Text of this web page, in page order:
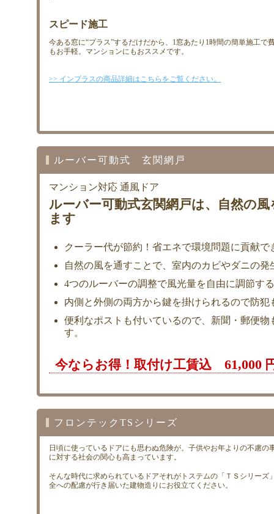
スピード施工
今ある窓に“プラス”するだけだから、1窓あたり1時間の簡単施工で
もお手軽。マンションにもおススメです。
>> インプラスの商品詳細はこちらをご覧ください。
ルーバー可動式 玄関網戸
マンション対応 通風ドア
ルーバー可動式玄関網戸は、自然の
ます
クーラー代が節約！省エネで環境問題に貢献で
自然の風を通すことで、室内のカビやダニの発
4つのルーバーの調整で風光量を自由に調節す
内側と外側の両方から鍵を掛けられるので防犯
便利なポストも付いているので、新聞・郵便物
す。
今ならお得！取付け工賃込 61,000
フロンテックTSシリーズ
日頃に使っているドアにも思わぬ危険が。子供やお年よりの不慮の
に対する社会の関心も高まっています。
そんな時代に求められているドアそれがトステムの「ＴＳシリーズ
全への配慮が行き届いた建物造りにお役立てください。